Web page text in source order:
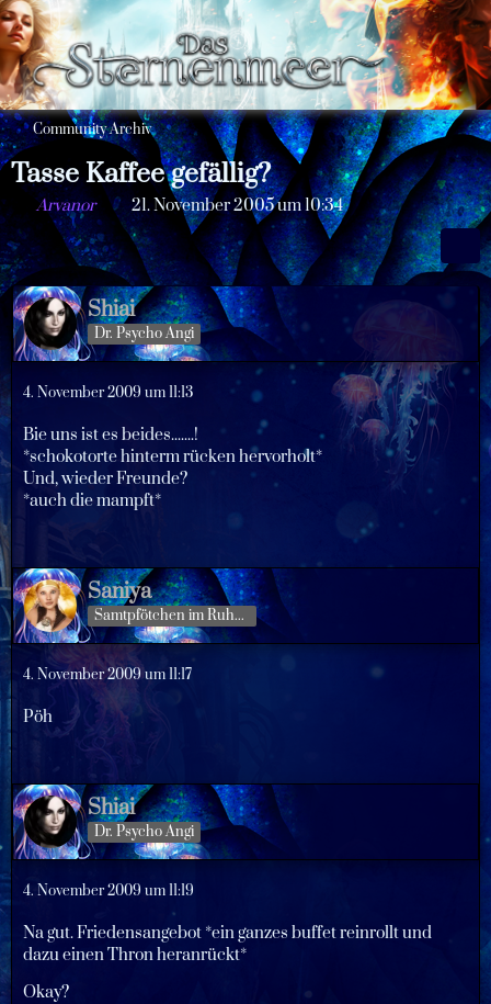
Community Archiv
Tasse Kaffee gefällig?
Arvanor 21. November 2005 um 10:34
Shiai
Dr. Psycho Angi
4. November 2009 um 11:13
Bie uns ist es beides.......!
*schokotorte hinterm rücken hervorholt*
Und, wieder Freunde?
*auch die mampft*
Saniya
Samtpfötchen im Ruhestand
4. November 2009 um 11:17
Pöh
Shiai
Dr. Psycho Angi
4. November 2009 um 11:19
Na gut. Friedensangebot *ein ganzes buffet reinrollt und
dazu einen Thron heranrückt*
Okay?